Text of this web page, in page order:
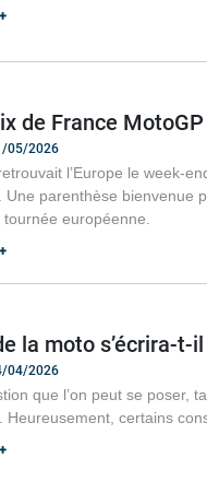
de France
05/2026
l’Europe le week-
Une parenthèse bienvenue
tournée européenne.
la moto s’écrira-t-
04/2026
que l’on peut se poser,
Heureusement, certains